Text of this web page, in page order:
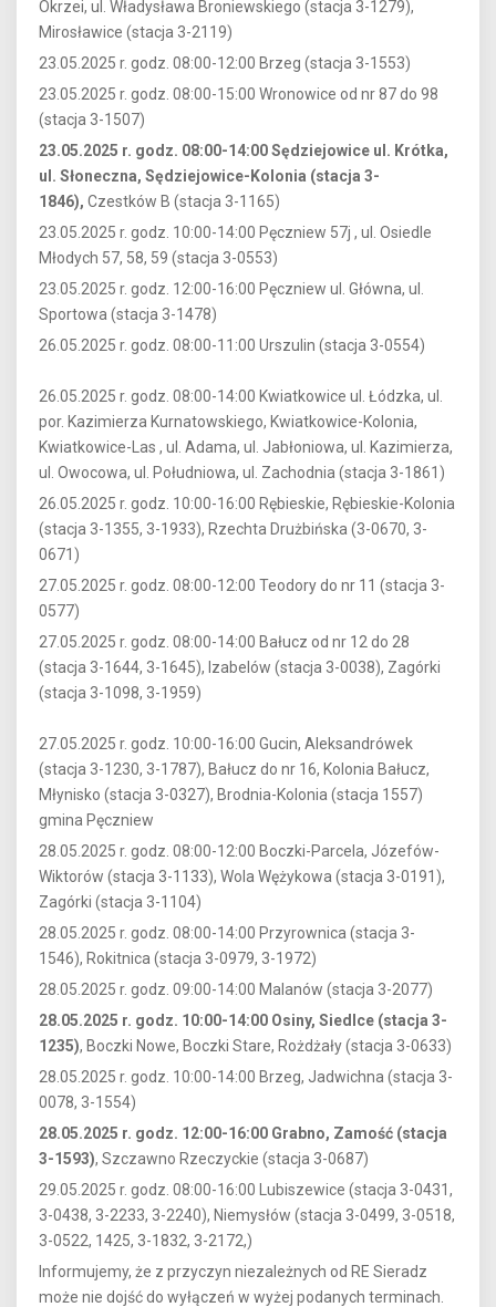
Okrzei, ul. Władysława Broniewskiego (stacja 3-1279),
Mirosławice (stacja 3-2119)
23.05.2025 r. godz. 08:00-12:00 Brzeg (stacja 3-1553)
23.05.2025 r. godz. 08:00-15:00 Wronowice od nr 87 do 98
(stacja 3-1507)
23.05.2025 r. godz. 08:00-14:00 Sędziejowice ul. Krótka,
ul. Słoneczna, Sędziejowice-Kolonia (stacja 3-
1846), Czestków B (stacja 3-1165)
23.05.2025 r. godz. 10:00-14:00 Pęczniew 57j , ul. Osiedle
Młodych 57, 58, 59 (stacja 3-0553)
23.05.2025 r. godz. 12:00-16:00 Pęczniew ul. Główna, ul.
Sportowa (stacja 3-1478)
26.05.2025 r. godz. 08:00-11:00 Urszulin (stacja 3-0554)
26.05.2025 r. godz. 08:00-14:00 Kwiatkowice ul. Łódzka, ul.
por. Kazimierza Kurnatowskiego, Kwiatkowice-Kolonia,
Kwiatkowice-Las , ul. Adama, ul. Jabłoniowa, ul. Kazimierza,
ul. Owocowa, ul. Południowa, ul. Zachodnia (stacja 3-1861)
26.05.2025 r. godz. 10:00-16:00 Rębieskie, Rębieskie-Kolonia
(stacja 3-1355, 3-1933), Rzechta Drużbińska (3-0670, 3-
0671)
27.05.2025 r. godz. 08:00-12:00 Teodory do nr 11 (stacja 3-
0577)
27.05.2025 r. godz. 08:00-14:00 Bałucz od nr 12 do 28
(stacja 3-1644, 3-1645), Izabelów (stacja 3-0038), Zagórki
(stacja 3-1098, 3-1959)
27.05.2025 r. godz. 10:00-16:00 Gucin, Aleksandrówek
(stacja 3-1230, 3-1787), Bałucz do nr 16, Kolonia Bałucz,
Młynisko (stacja 3-0327), Brodnia-Kolonia (stacja 1557)
gmina Pęczniew
28.05.2025 r. godz. 08:00-12:00 Boczki-Parcela, Józefów-
Wiktorów (stacja 3-1133), Wola Wężykowa (stacja 3-0191),
Zagórki (stacja 3-1104)
28.05.2025 r. godz. 08:00-14:00 Przyrownica (stacja 3-
1546), Rokitnica (stacja 3-0979, 3-1972)
28.05.2025 r. godz. 09:00-14:00 Malanów (stacja 3-2077)
28.05.2025 r. godz. 10:00-14:00 Osiny, Siedlce (stacja 3-
1235), Boczki Nowe, Boczki Stare, Rożdżały (stacja 3-0633)
28.05.2025 r. godz. 10:00-14:00 Brzeg, Jadwichna (stacja 3-
0078, 3-1554)
28.05.2025 r. godz. 12:00-16:00 Grabno, Zamość (stacja
3-1593), Szczawno Rzeczyckie (stacja 3-0687)
29.05.2025 r. godz. 08:00-16:00 Lubiszewice (stacja 3-0431,
3-0438, 3-2233, 3-2240), Niemysłów (stacja 3-0499, 3-0518,
3-0522, 1425, 3-1832, 3-2172,)
Informujemy, że z przyczyn niezależnych od RE Sieradz
może nie dojść do wyłączeń w wyżej podanych terminach.